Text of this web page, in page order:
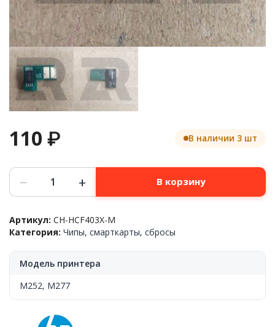
110 ₽ В наличии 3 шт
Количество
товара
HP™
Pro
M252/M277
чип,
Magenta,
2.3K,
− + В корзину
Артикул: CH-HCF403X-M
Категория: Чипы, смарткарты, сбросы
Модель принтера
M252, M277